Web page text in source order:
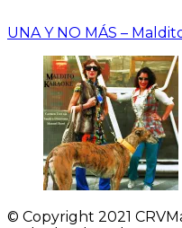
UNA Y NO MÁS –
© Copyright 2021